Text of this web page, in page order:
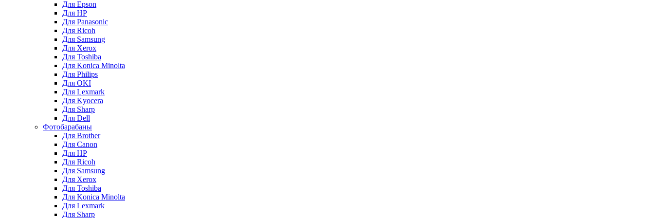
Для Epson
Для HP
Для Panasonic
Для Ricoh
Для Samsung
Для Xerox
Для Toshiba
Для Konica Minolta
Для Philips
Для OKI
Для Lexmark
Для Kyocera
Для Sharp
Для Dell
Фотобарабаны
Для Brother
Для Canon
Для HP
Для Ricoh
Для Samsung
Для Xerox
Для Toshiba
Для Konica Minolta
Для Lexmark
Для Sharp